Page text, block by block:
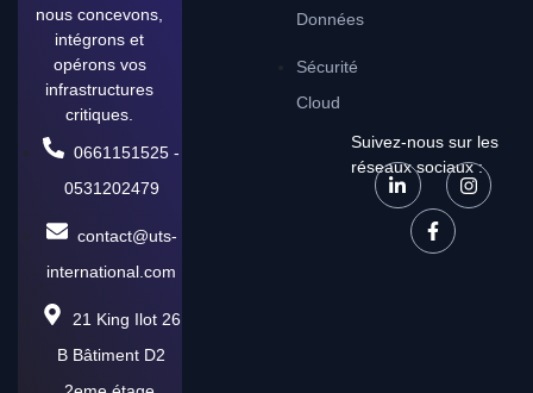
nous concevons,
intégrons et
opérons vos
infrastructures
critiques.
0661151525 -
0531202479
contact@uts-
international.com
21 King Ilot 26
B Bâtiment D2
Données
Sécurité
Cloud
Suivez-nous sur les
réseaux sociaux :